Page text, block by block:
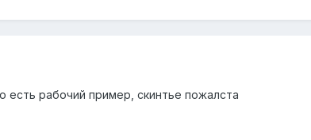
есть рабочий пример, скинтье пожалста